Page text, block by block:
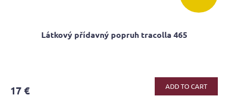
Látkový přídavný popruh tracolla 465
17 € ADD TO CART